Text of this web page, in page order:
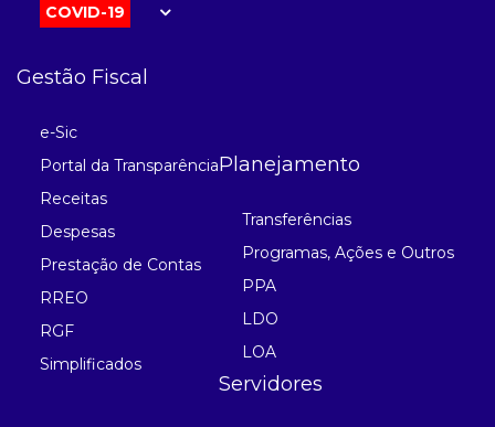
COVID-19
Gestão Fiscal
e-Sic
Portal da Transparência
Receitas
Despesas
Prestação de Contas
RREO
RGF
Simplificados
Planejamento
Transferências
Programas, Ações e Outros
PPA
LDO
LOA
Servidores